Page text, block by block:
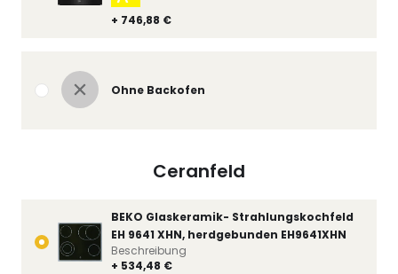
+ 746,88 €
Ohne Backofen
Ceranfeld
BEKO Glaskeramik- Strahlungskochfeld
EH 9641 XHN, herdgebunden EH9641XHN
+ 534,48 €
Beschreibung